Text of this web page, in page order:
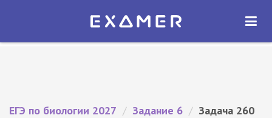
Экзамер — ЕГЭ 2027
ОТКРЫТЬ
ЕГЭ по биологии 2027 / Задание 6 / Задача 260